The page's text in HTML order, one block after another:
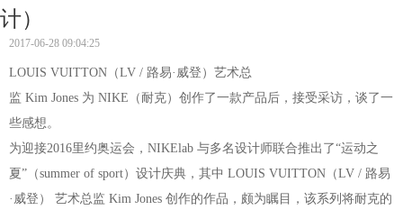
计）
2017-06-28 09:04:25
LOUIS VUITTON（LV / 路易·威登）艺术总
监 Kim Jones 为 NIKE（耐克）创作了一款产品后，接受采访，谈了一
些感想。
为迎接2016里约奥运会，NIKElab 与多名设计师联合推出了“运动之
夏”（summer of sport）设计庆典，其中 LOUIS VUITTON（LV / 路易
·威登） 艺术总监 Kim Jones 创作的作品，颇为瞩目，该系列将耐克的